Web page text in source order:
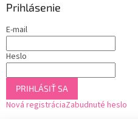
Prihlásenie
E-mail
Heslo
PRIHLÁSIŤ SA
Nová registráciaZabudnuté heslo